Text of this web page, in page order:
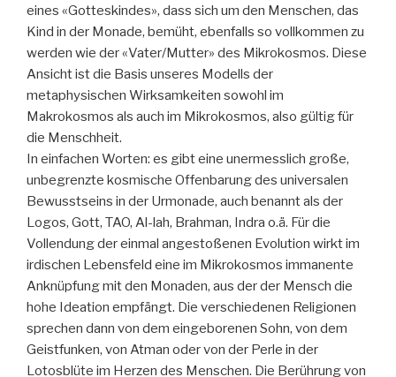
eines «Gotteskindes», dass sich um den Menschen, das
Kind in der Monade, bemüht, ebenfalls so vollkommen zu
werden wie der «Vater/Mutter» des Mikrokosmos. Diese
Ansicht ist die Basis unseres Modells der
metaphysischen Wirksamkeiten sowohl im
Makrokosmos als auch im Mikrokosmos, also gültig für
die Menschheit.
In einfachen Worten: es gibt eine unermesslich große,
unbegrenzte kosmische Offenbarung des universalen
Bewusstseins in der Urmonade, auch benannt als der
Logos, Gott, TAO, Al-lah, Brahman, Indra o.ä. Für die
Vollendung der einmal angestoßenen Evolution wirkt im
irdischen Lebensfeld eine im Mikrokosmos immanente
Anknüpfung mit den Monaden, aus der der Mensch die
hohe Ideation empfängt. Die verschiedenen Religionen
sprechen dann von dem eingeborenen Sohn, von dem
Geistfunken, von Atman oder von der Perle in der
Lotosblüte im Herzen des Menschen. Die Berührung von